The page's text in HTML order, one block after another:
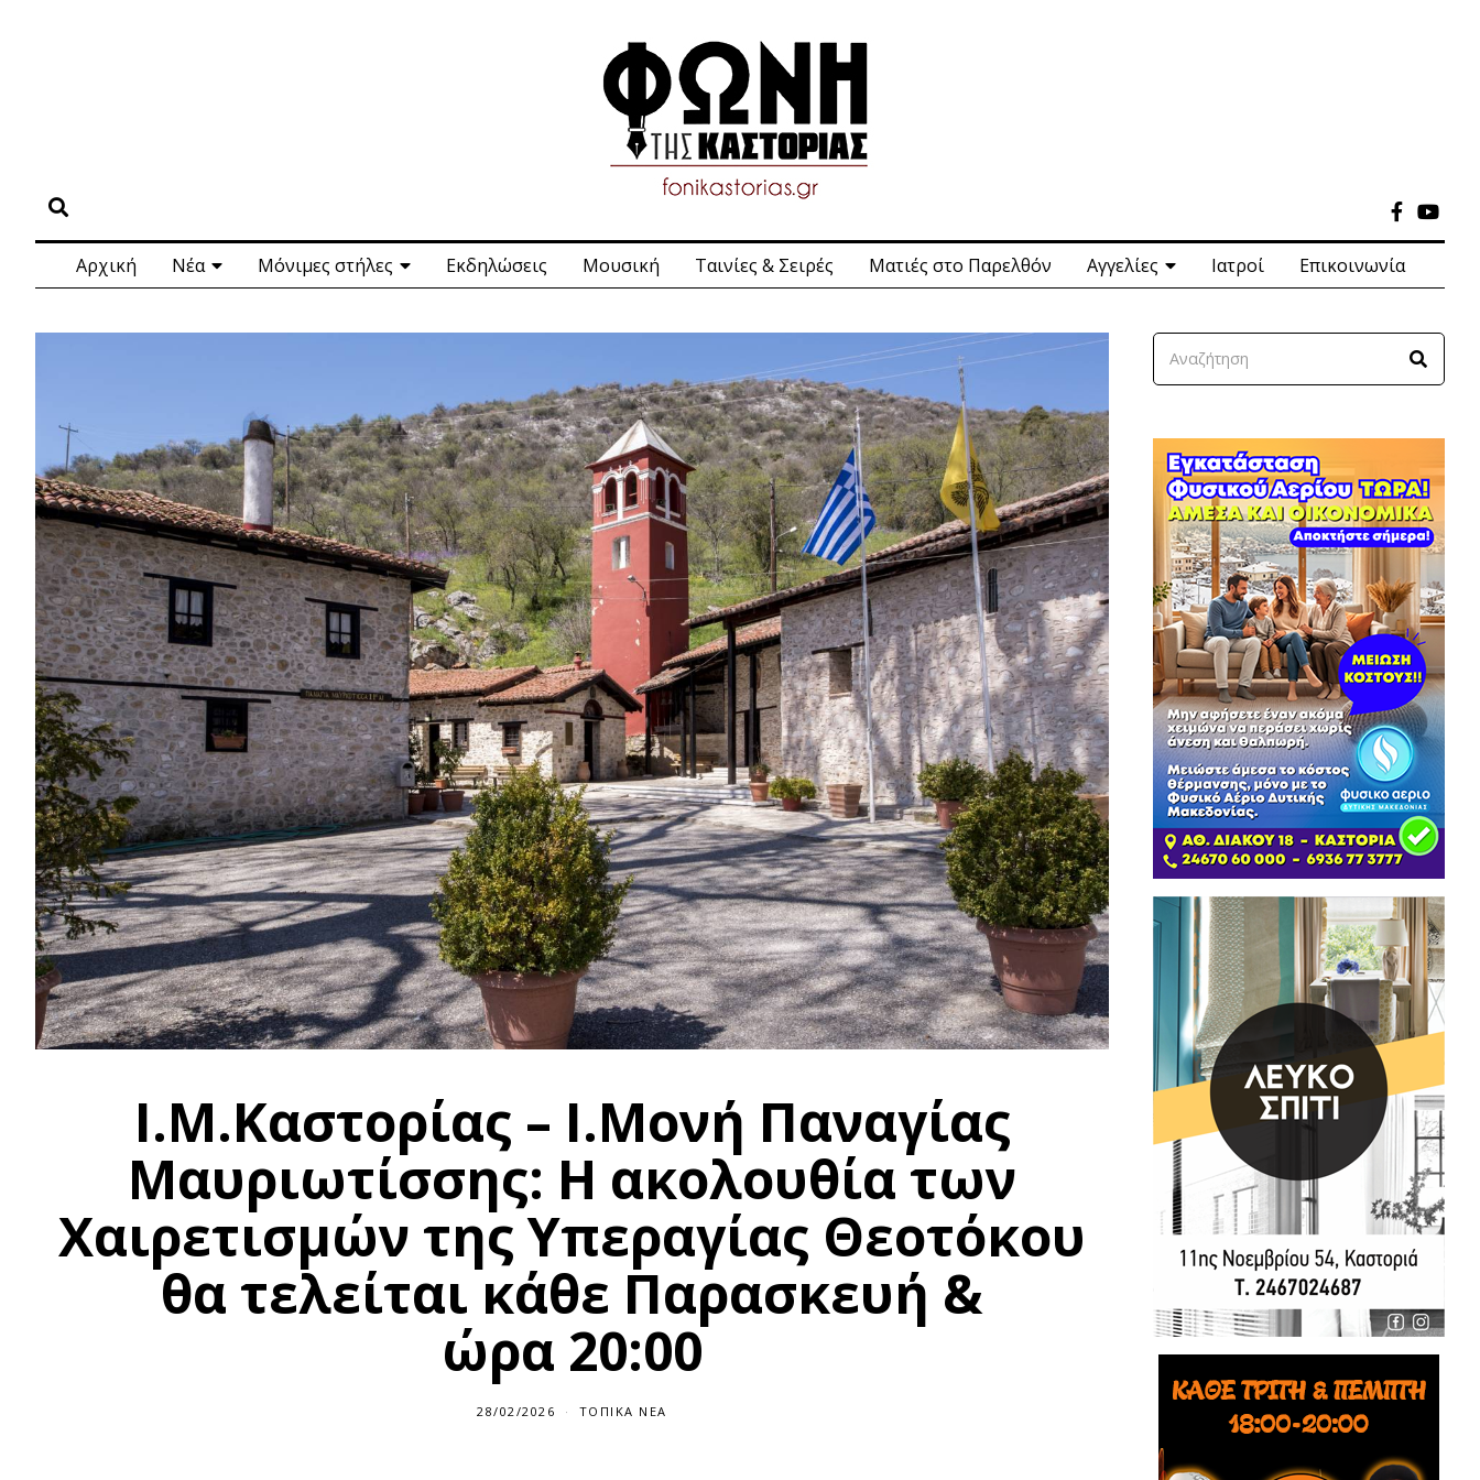
Αρχική Νέα Μόνιμες στήλες Εκδηλώσεις Μουσική Ταινίες & Σειρές Ματιές στο Παρελθόν Αγγελίες Ιατροί Επικοινωνία
Ι.Μ.Καστορίας – Ι.Μονή Παναγίας
Μαυριωτίσσης: Η ακολουθία των
Χαιρετισμών της Υπεραγίας Θεοτόκου
θα τελείται κάθε Παρασκευή &
ώρα 20:00
28/02/2026 ΤΟΠΙΚΆ ΝΈΑ